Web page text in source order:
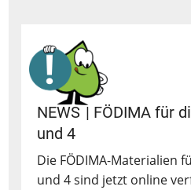
NEWS | FÖDIMA für
und 4
Die FÖDIMA-Materialien
und 4 sind jetzt online